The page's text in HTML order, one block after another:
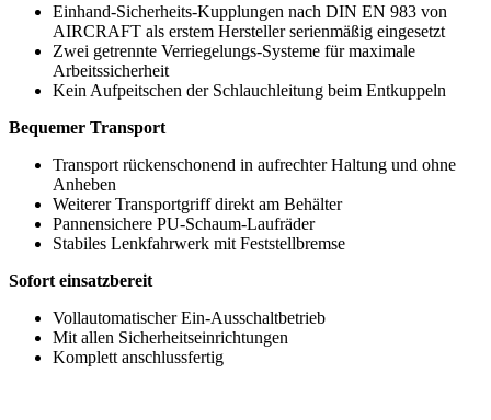
Einhand-Sicherheits-Kupplungen nach DIN EN 983 von
AIRCRAFT als erstem Hersteller serienmäßig eingesetzt
Zwei getrennte Verriegelungs-Systeme für maximale
Arbeitssicherheit
Kein Aufpeitschen der Schlauchleitung beim Entkuppeln
Bequemer Transport
Transport rückenschonend in aufrechter Haltung und ohne
Anheben
Weiterer Transportgriff direkt am Behälter
Pannensichere PU-Schaum-Laufräder
Stabiles Lenkfahrwerk mit Feststellbremse
Sofort einsatzbereit
Vollautomatischer Ein-Ausschaltbetrieb
Mit allen Sicherheitseinrichtungen
Komplett anschlussfertig